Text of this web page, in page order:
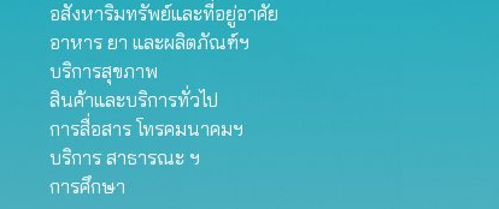
อสังหาริมทรัพย์และที่อยู่อาศัย
อาหาร ยา และผลิตภัณฑ์ฯ
บริการสุขภาพ
สินค้าและบริการทั่วไป
การสื่อสาร โทรคมนาคมฯ
บริการ สาธารณะ ฯ
การศึกษา